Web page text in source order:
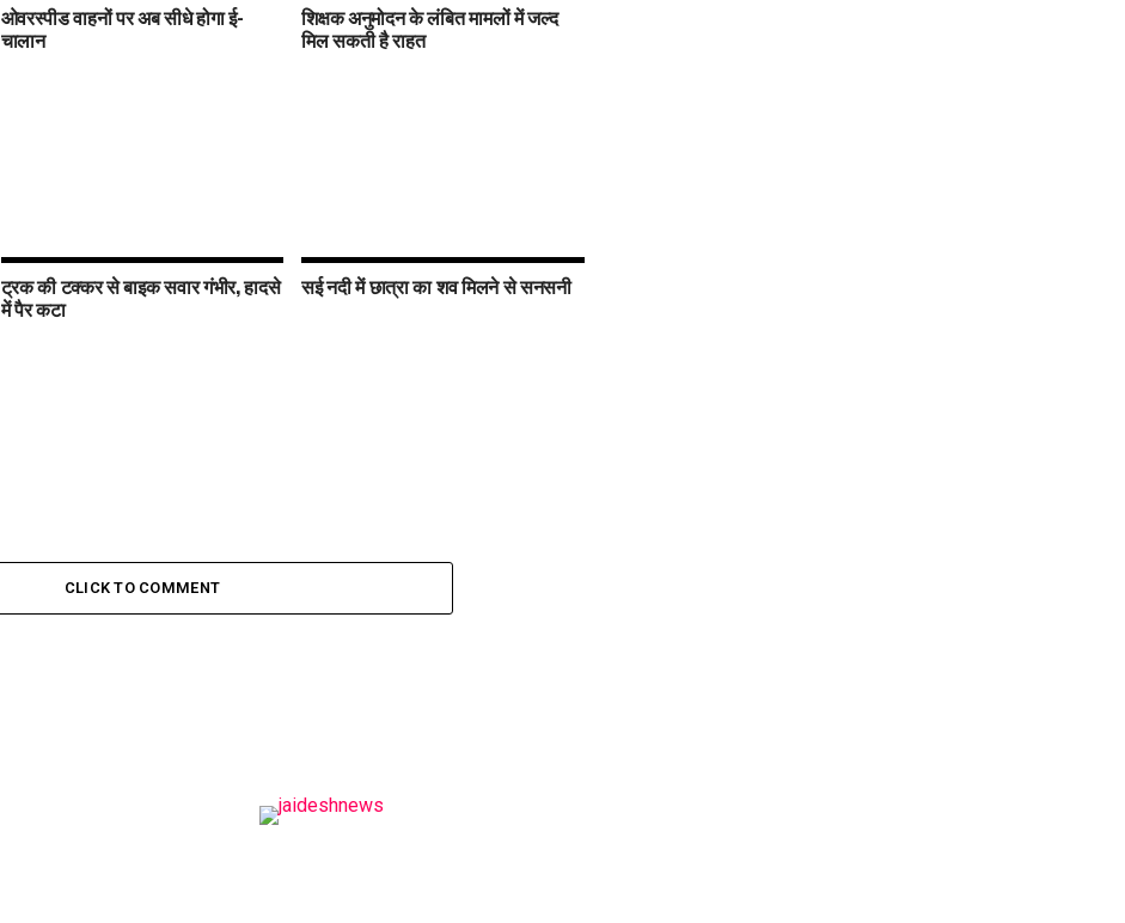
ओवरस्पीड वाहनों पर अब सीधे होगा ई-
चालान
शिक्षक अनुमोदन के लंबित मामलों में जल्द
मिल सकती है राहत
ट्रक की टक्कर से बाइक सवार गंभीर, हादसे
में पैर कटा
सई नदी में छात्रा का शव मिलने से सनसनी
CLICK TO COMMENT